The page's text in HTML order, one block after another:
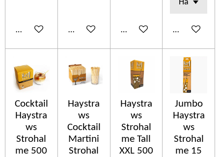
In den WarenkorbIn den WarenkorbIn den WarenkorbIn den
Cocktail
Haystra
ws
Strohal
me 500
Haystra
ws
Cocktail
Martini
Strohal
Haystra
ws
Strohal
me Tall
XXL 500
Jumbo
Haystra
ws
Strohal
me 15